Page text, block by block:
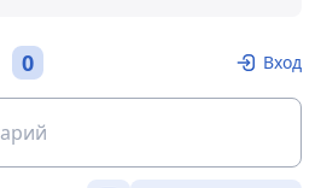
0 Вход